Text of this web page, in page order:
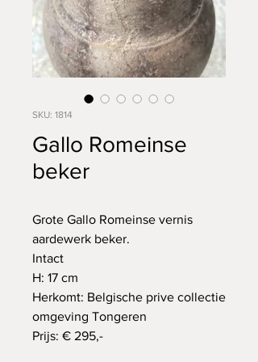
SKU: 1814
Gallo Romeinse
beker
Grote Gallo Romeinse vernis
aardewerk beker.
Intact
H: 17 cm
Herkomt: Belgische prive collectie
omgeving Tongeren
Prijs: € 295,-